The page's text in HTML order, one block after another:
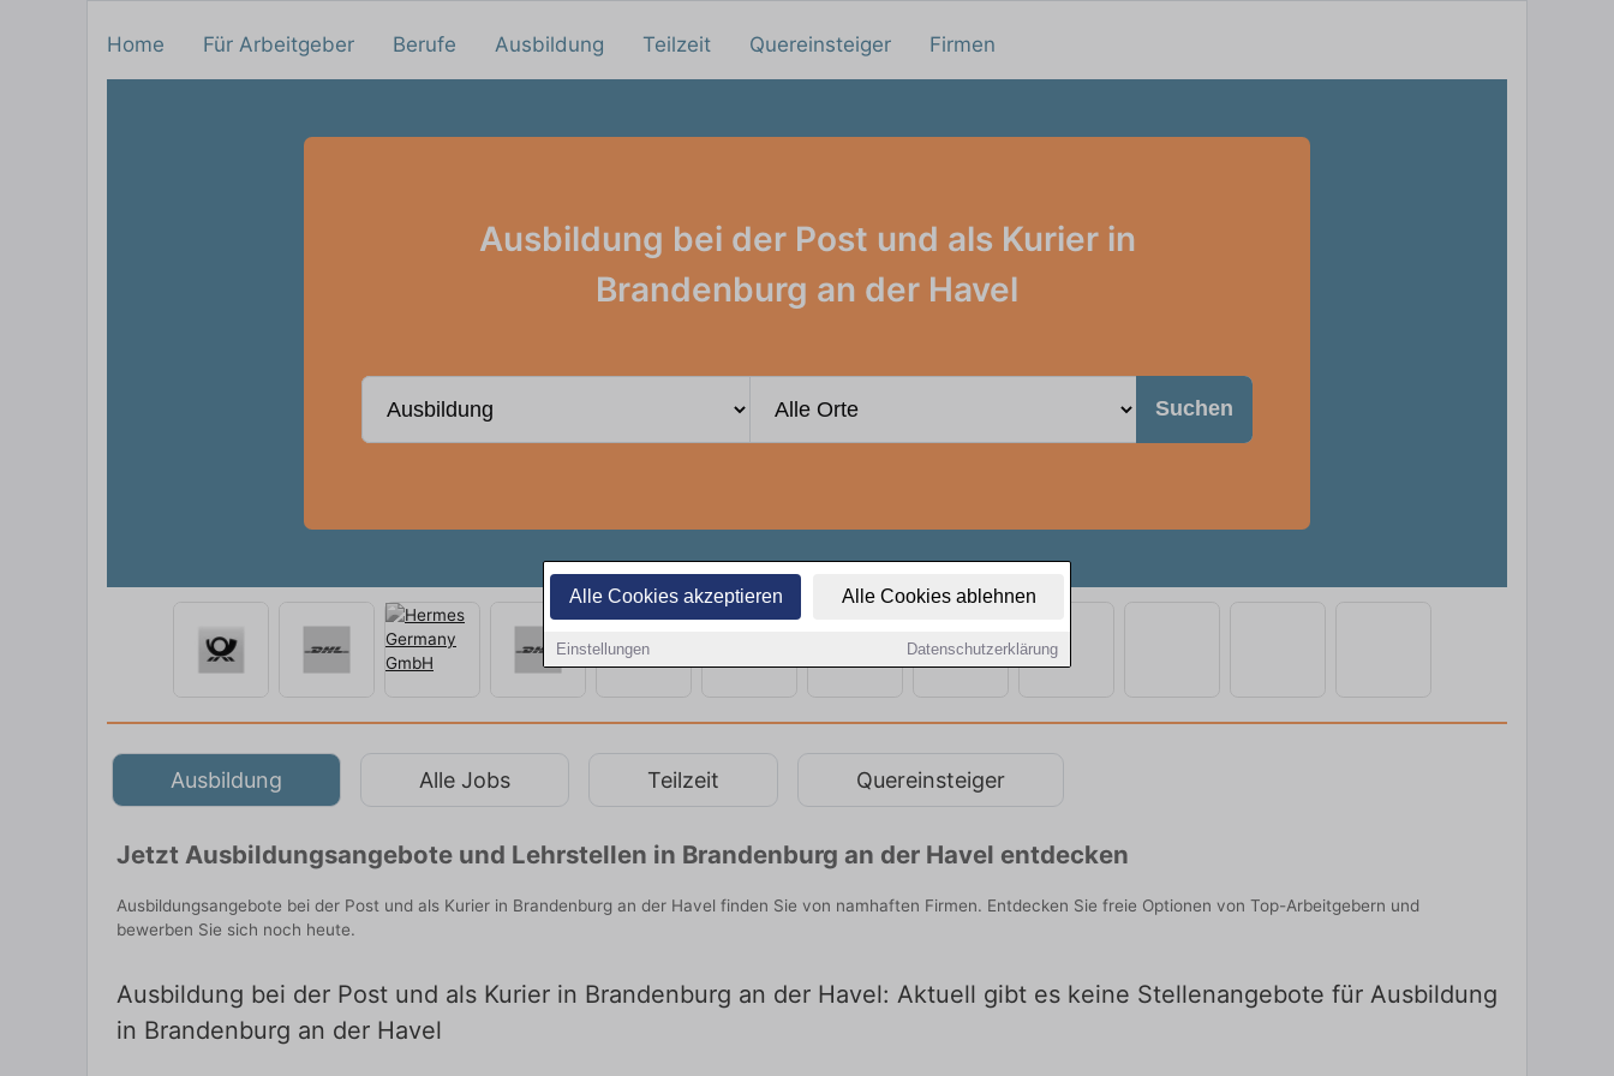
Alle Cookies akzeptieren Alle Cookies ablehnen
Einstellungen Datenschutzerklärung
Home Für Arbeitgeber Berufe Ausbildung Teilzeit Quereinsteiger Firmen
Ausbildung bei der Post und als Kurier in
Brandenburg an der Havel
Suchen
Ausbildung Alle Jobs Teilzeit Quereinsteiger
Jetzt Ausbildungsangebote und Lehrstellen in Brandenburg an der Havel entdecken
Ausbildungsangebote bei der Post und als Kurier in Brandenburg an der Havel finden Sie von namhaften Firmen. Entdecken Sie freie Optionen von Top-Arbeitgebern und
bewerben Sie sich noch heute.
Ausbildung bei der Post und als Kurier in Brandenburg an der Havel: Aktuell gibt es keine Stellenangebote für Ausbildung
in Brandenburg an der Havel